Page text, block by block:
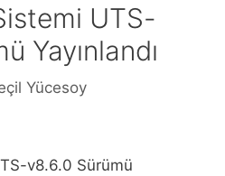
UTS-
Yayınlandı
Yücesoy
v8.6.0 Sürümü